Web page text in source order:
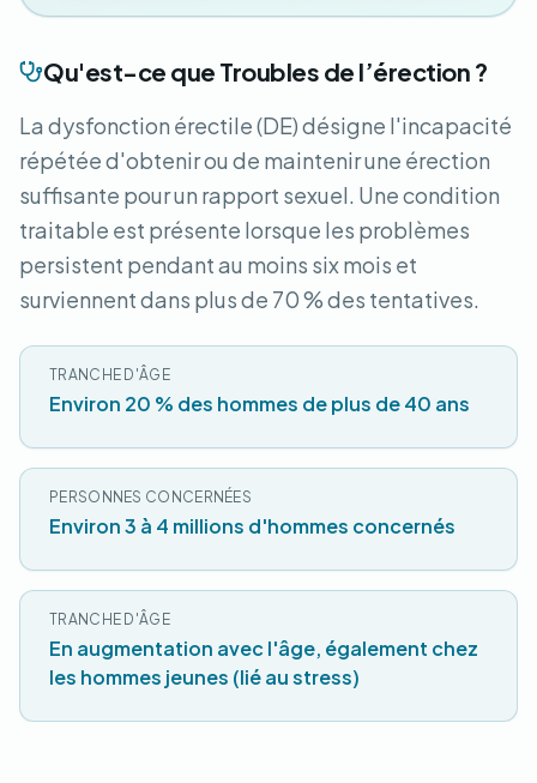
Qu'est-ce que Troubles de l’érection ?
La dysfonction érectile (DE) désigne l'incapacité
répétée d'obtenir ou de maintenir une érection
suffisante pour un rapport sexuel. Une condition
traitable est présente lorsque les problèmes
persistent pendant au moins six mois et
surviennent dans plus de 70 % des tentatives.
TRANCHE D'ÂGE
Environ 20 % des hommes de plus de 40 ans
PERSONNES CONCERNÉES
Environ 3 à 4 millions d'hommes concernés
TRANCHE D'ÂGE
En augmentation avec l'âge, également chez
les hommes jeunes (lié au stress)